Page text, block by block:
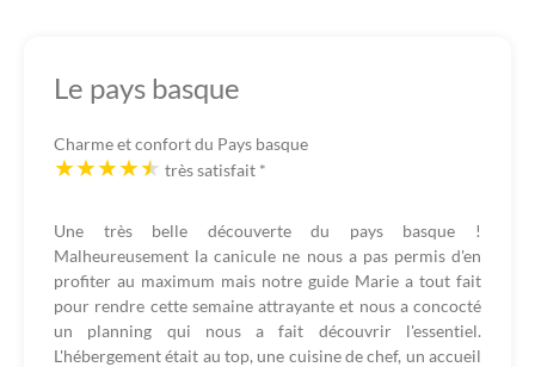
Le pays basque
Charme et confort du Pays basque
très satisfait *
Une très belle découverte du pays basque !
Malheureusement la canicule ne nous a pas permis d'en
profiter au maximum mais notre guide Marie a tout fait
pour rendre cette semaine attrayante et nous a concocté
un planning qui nous a fait découvrir l'essentiel.
L'hébergement était au top, une cuisine de chef, un accueil